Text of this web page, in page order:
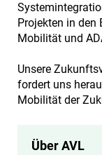
Projekten in den
Mobilität und
Unsere
fordert uns
Mobilität der
Über AVL